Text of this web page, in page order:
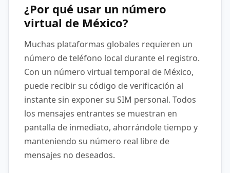
¿Por qué usar un número
virtual de México?
Muchas plataformas globales requieren un
número de teléfono local durante el registro.
Con un número virtual temporal de México,
puede recibir su código de verificación al
instante sin exponer su SIM personal. Todos
los mensajes entrantes se muestran en
pantalla de inmediato, ahorrándole tiempo y
manteniendo su número real libre de
mensajes no deseados.